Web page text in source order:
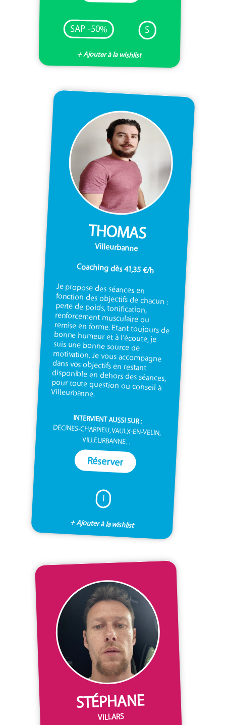
SAP -50% S
+ Ajouter à la wishlist
THOMAS
Villeurbanne
Coaching dès 41,35 €/h
Je propose des séances en
fonction des objectifs de chacun :
perte de poids, tonification,
renforcement musculaire ou
remise en forme. Etant toujours de
bonne humeur et à l'écoute, je
suis une bonne source de
motivation. Je vous accompagne
dans vos objectifs en restant
disponible en dehors des séances,
pour toute question ou conseil à
Villeurbanne.
INTERVIENT AUSSI SUR :
DÉCINES-CHARPIEU, VAULX-EN-VELIN,
VILLEURBANNE...
Réserver
I
+ Ajouter à la wishlist
STÉPHANE
VILLARS